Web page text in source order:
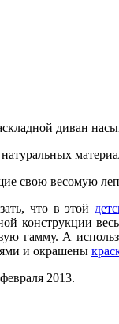
диван
свою весомую
что в этой
конструкции
гамму. А
и окрашены
2013.